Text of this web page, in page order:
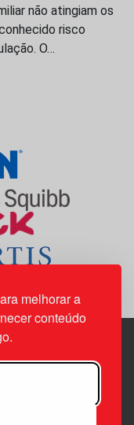
melhorar a
conteúdo
não atingiam os
risco
O…
n.º 333H, esc.